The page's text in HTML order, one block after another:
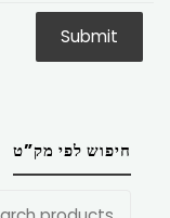
חיפוש לפי מק”ט